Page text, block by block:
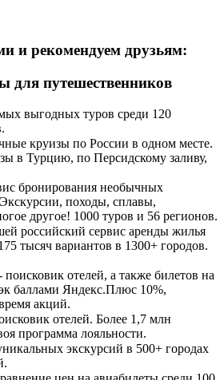
и рекомендуем друзьям:
для путешественников
выгодных туров среди 120
круизы по России в одном месте.
в Турцию, по Персидскому заливу,
бронирования необычных
походы, сплавы,
другое! 1000 туров и 56 регионов.
российский сервис аренды жилья
тысяч вариантов в 1300+ городов.
поисковик отелей, а также билетов на
баллами Яндекс.Плюс 10%,
акций.
отелей. Более 1,7 млн
программа лояльности.
экскурсий в 500+ городах